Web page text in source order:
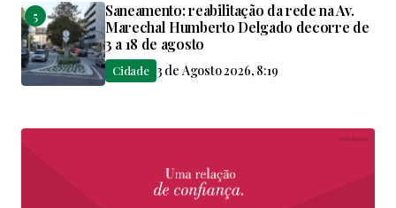
Saneamento: reabilitação da rede na Av.
Marechal Humberto Delgado decorre de
3 a 18 de agosto
Cidade 3 de Agosto 2026, 8:19